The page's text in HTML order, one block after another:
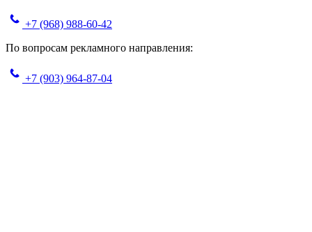
+7 (968) 988-60-42
По вопросам рекламного направления:
+7 (903) 964-87-04